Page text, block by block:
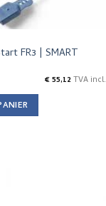
FR3 | SMART
€55,12TVA incl.